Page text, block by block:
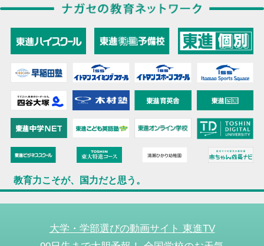
教育力こそが、国力だと思う。
大学・学部選びの動画サイト 東進TV